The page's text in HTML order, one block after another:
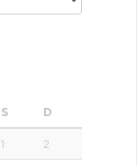
S D
1 2